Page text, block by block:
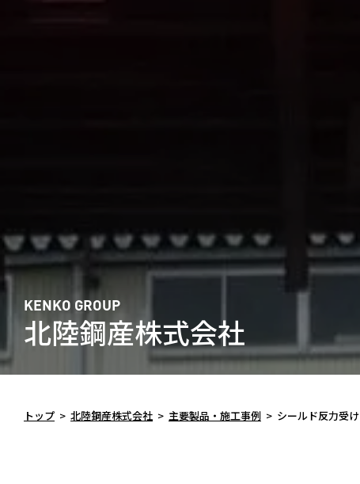
KENKO GROUP
北陸鋼産株式会社
トップ > 北陸鋼産株式会社 > 主要製品・施工事例 > シールド反力受け